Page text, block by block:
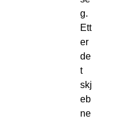
g.
Ett
er
de
t
skj
eb
ne